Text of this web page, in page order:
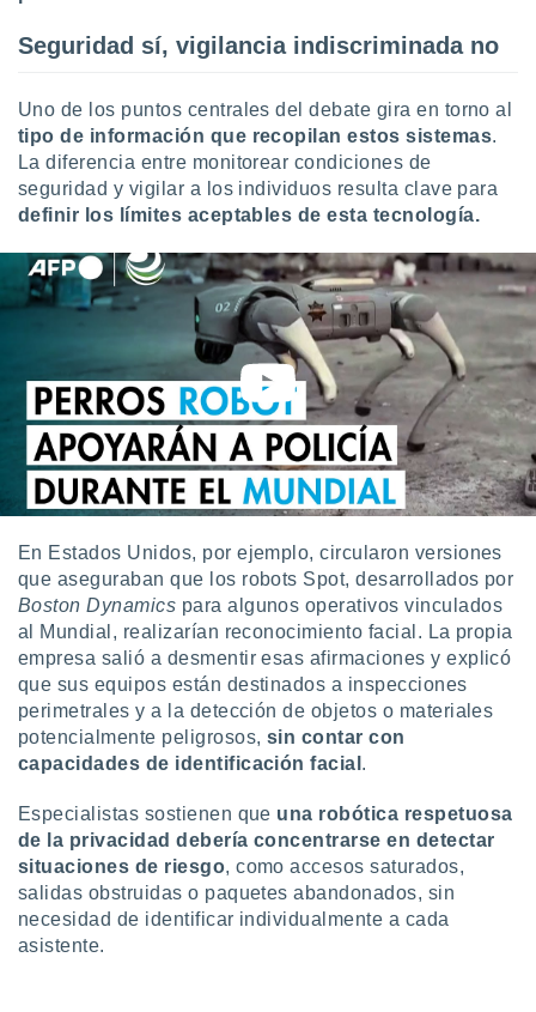
utilizar
crear un
uso de
la
medir el
de la
el
de
o a través
de
de
de
uso de
e
mediante
publicidad
de
Seguridad sí, vigilancia indiscriminada no
Uno de los puntos centrales del debate gira en torno al
tipo de información que recopilan estos sistemas.
La diferencia entre monitorear condiciones de
seguridad y vigilar a los individuos resulta clave para
definir los límites aceptables de esta tecnología.
En Estados Unidos, por ejemplo, circularon versiones
que aseguraban que los robots Spot, desarrollados por
Boston Dynamics para algunos operativos vinculados
al Mundial, realizarían reconocimiento facial. La propia
empresa salió a desmentir esas afirmaciones y explicó
que sus equipos están destinados a inspecciones
perimetrales y a la detección de objetos o materiales
potencialmente peligrosos, sin contar con
capacidades de identificación facial .
Especialistas sostienen que una robótica respetuosa
de la privacidad debería concentrarse en detectar
situaciones de riesgo, como accesos saturados,
salidas obstruidas o paquetes abandonados, sin
necesidad de identificar individualmente a cada
asistente.